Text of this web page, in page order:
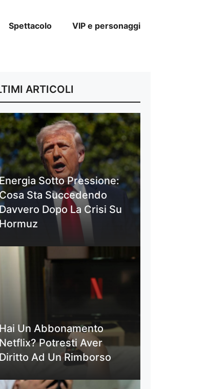
Spettacolo VIP e personaggi
ARTICOLI
Sotto Pressione:
Sta Succedendo
Davvero Dopo La Crisi Su
Hormuz
Hai Un Abbonamento
Netflix? Potresti Aver
Diritto Ad Un Rimborso